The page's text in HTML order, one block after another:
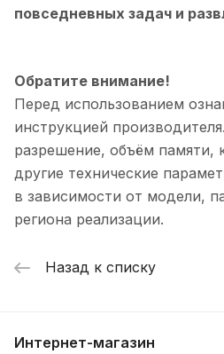
повседневных задач и
Обратите внимание!
Перед использованием
инструкцией
разрешение, объём памяти,
другие технические
в зависимости от модели,
региона реализации.
Назад к списку
Интернет-магазин